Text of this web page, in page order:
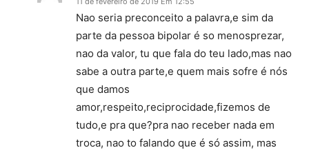
Nao seria preconceito a palavra,e sim da
parte da pessoa bipolar é so menosprezar,
nao da valor, tu que fala do teu lado,mas nao
sabe a outra parte,e quem mais sofre é nós
que damos
amor,respeito,reciprocidade,fizemos de
tudo,e pra que?pra nao receber nada em
troca, nao to falando que é só assim, mas